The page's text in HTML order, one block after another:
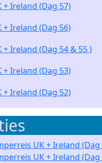
+ Ireland (Dag 57)
+ Ireland (Dag 56)
+ Ireland (Dag 54 & 55 )
+ Ireland (Dag 53)
+ Ireland (Dag 52)
UK + Ireland (Dag
UK + Ireland (Dag